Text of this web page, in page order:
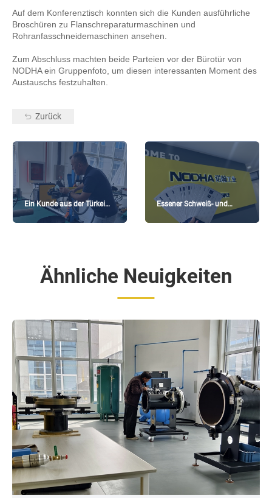
Auf dem Konferenztisch konnten sich die Kunden ausführliche
Broschüren zu Flanschreparaturmaschinen und
Rohranfasschneidemaschinen ansehen.
Zum Abschluss machten beide Parteien vor der Bürotür von
NODHA ein Gruppenfoto, um diesen interessanten Moment des
Austauschs festzuhalten.
Zurück
Ein Kunde aus der Türkei
besuchte die Produkte zum
Essener Schweiß- und
Schneidemesse in
Ähnliche Neuigkeiten